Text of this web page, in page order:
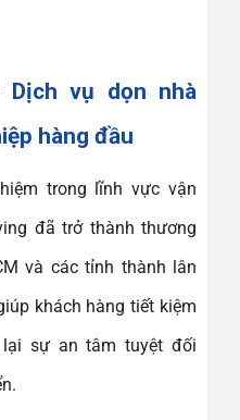
Dịch vụ dọn nhà
hàng đầu
trong lĩnh vực vận
đã trở thành thương
và các tỉnh thành lân
khách hàng tiết kiệm
sự an tâm tuyệt đối